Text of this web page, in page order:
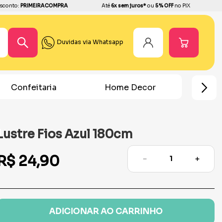
PRIMEIRACOMPRA Até6x sem juros*ou 5% OFFno PIX
Duvidas via Whatsapp
Home Decor Chá Revelação Festa
Fios Azul 180cm
24,90 ＋
－
ADICIONAR AO CARRINHO